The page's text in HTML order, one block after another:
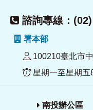
諮詢專線：
署本部
100210臺北市
星期一至星期五
南投辦公區